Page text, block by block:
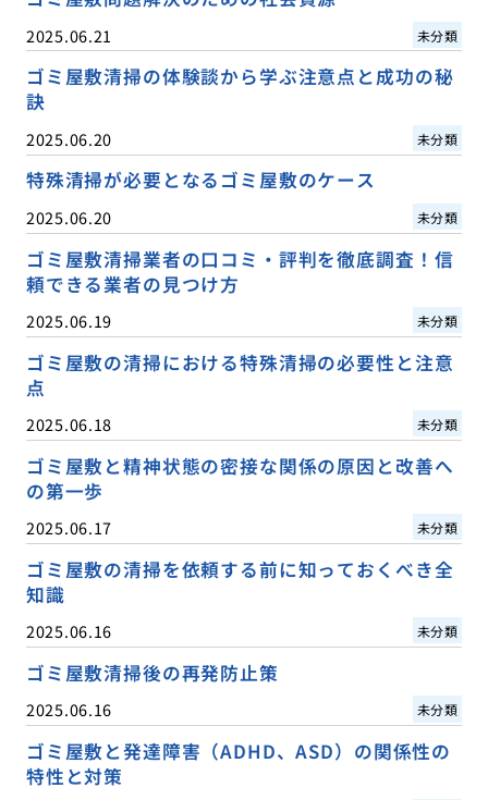
2025.06.21 未分類
ゴミ屋敷清掃の体験談から学ぶ注意点と成功の秘
訣
2025.06.20 未分類
特殊清掃が必要となるゴミ屋敷のケース
2025.06.20 未分類
ゴミ屋敷清掃業者の口コミ・評判を徹底調査！信
頼できる業者の見つけ方
2025.06.19 未分類
ゴミ屋敷の清掃における特殊清掃の必要性と注意
点
2025.06.18 未分類
ゴミ屋敷と精神状態の密接な関係の原因と改善へ
の第一歩
2025.06.17 未分類
ゴミ屋敷の清掃を依頼する前に知っておくべき全
知識
2025.06.16 未分類
ゴミ屋敷清掃後の再発防止策
2025.06.16 未分類
ゴミ屋敷と発達障害（ADHD、ASD）の関係性の
特性と対策